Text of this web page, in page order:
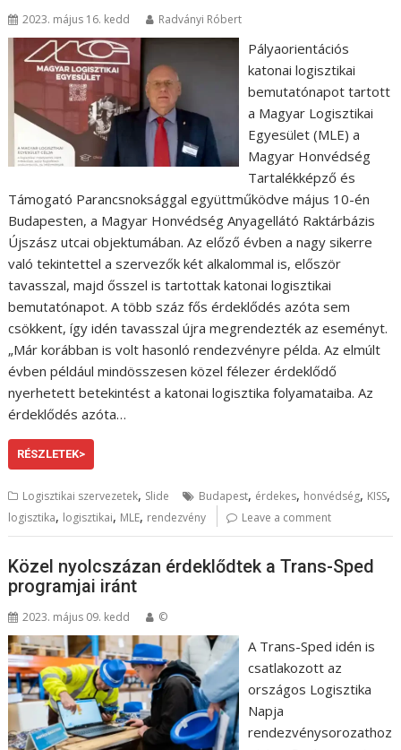
2023. május 16. kedd Radványi Róbert
Pályaorientációs
katonai logisztikai
bemutatónapot tartott
a Magyar Logisztikai
Egyesület (MLE) a
Magyar Honvédség
Tartalékképző és
Támogató Parancsnoksággal együttműködve május 10-én
Budapesten, a Magyar Honvédség Anyagellátó Raktárbázis
Újszász utcai objektumában. Az előző évben a nagy sikerre
való tekintettel a szervezők két alkalommal is, először
tavasszal, majd ősszel is tartottak katonai logisztikai
bemutatónapot. A több száz fős érdeklődés azóta sem
csökkent, így idén tavasszal újra megrendezték az eseményt.
„Már korábban is volt hasonló rendezvényre példa. Az elmúlt
évben például mindösszesen közel félezer érdeklődő
nyerhetett betekintést a katonai logisztika folyamataiba. Az
érdeklődés azóta…
RÉSZLETEK>
Logisztikai szervezetek, Slide Budapest, érdekes, honvédség, KISS,
logisztika, logisztikai, MLE, rendezvény Leave a comment
Közel nyolcszázan érdeklődtek a Trans-Sped
programjai iránt
2023. május 09. kedd ©
A Trans-Sped idén is
csatlakozott az
országos Logisztika
Napja
rendezvénysorozathoz